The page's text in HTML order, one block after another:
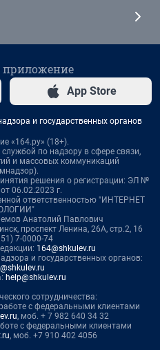
App Store
и государственных органов
«164.ру» (18+).
по надзору в сфере связи,
и массовых коммуникаций
решения о регистрации: ЭЛ №
06.02.2023 г.
ответственностью "ИНТЕРНЕТ
Анатолий Павлович
проспект Ленина, 26А, стр.2, 16
7-0000-74
164@shkulev.ru
и государственных органов:
help@shkulev.ru
сотрудничества:
с федеральными клиентами
, моб. + 7 982 640 34 32
с федеральными клиентами
, моб. +7 910 402 4056